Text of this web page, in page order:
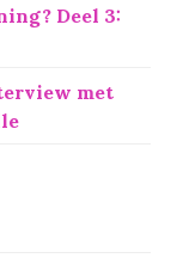
Deel 3:
met